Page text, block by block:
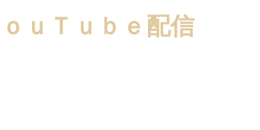
ｕＴｕｂｅ配信